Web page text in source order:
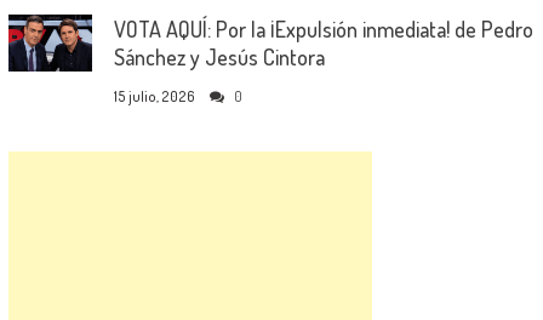
VOTA AQUÍ: Por la ¡Expulsión inmediata! de Pedro
Sánchez y Jesús Cintora
15 julio, 2026 0